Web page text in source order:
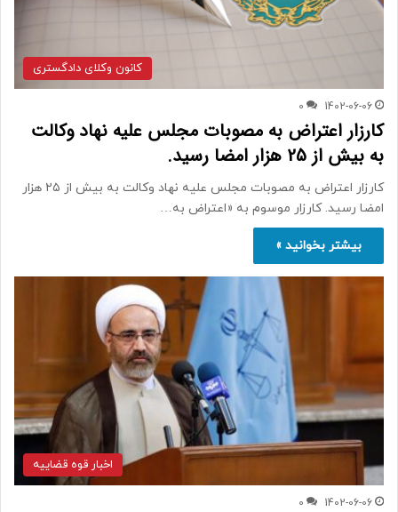
کانون وکلای دادگستری
1402-06-06
0
کارزار اعتراض به مصوبات مجلس علیه نهاد وکالت
به بیش از 25 هزار امضا رسید.
کارزار اعتراض به مصوبات مجلس علیه نهاد وکالت به بیش از ۲۵ هزار
امضا رسید. کارزار موسوم به «اعتراض به…
بیشتر بخوانید »
اخبار قوه قضاییه
1402-06-06
0